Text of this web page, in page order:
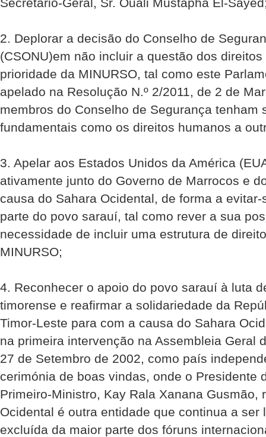
2. Deplorar a decisão do Conselho de
(CSONU)em não incluir a questão dos
prioridade da MINURSO, tal como este
apelado na Resolução N.º 2/2011, de 2 de
membros do Conselho de Segurança tenham
fundamentais como os direitos humanos a
3. Apelar aos Estados Unidos da América
ativamente junto do Governo de Marrocos e
causa do Sahara Ocidental, de forma a
parte do povo sarauí, tal como rever a sua
necessidade de incluir uma estrutura de
MINURSO;
4. Reconhecer o apoio do povo sarauí à luta
timorense e reafirmar a solidariedade da
Timor-Leste para com a causa do Sahara
na primeira intervenção na Assembleia Geral
27 de Setembro de 2002, como país
cerimónia de boas vindas, onde o Presidente
Primeiro-Ministro, Kay Rala Xanana Gusmão,
Ocidental é outra entidade que continua a ser
excluída da maior parte dos fóruns